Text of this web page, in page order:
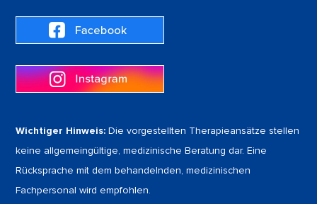
Wichtiger Hinweis: Die vorgestellten Therapieansätze stellen
keine allgemeingültige, medizinische Beratung dar. Eine
Rücksprache mit dem behandelnden, medizinischen
Fachpersonal wird empfohlen.